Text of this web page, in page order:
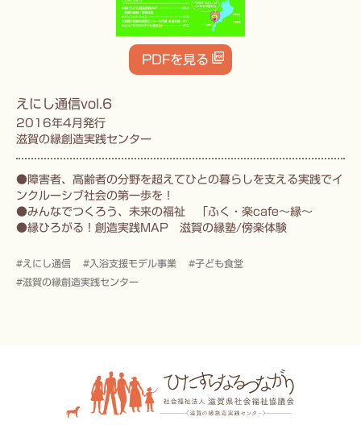
PDFを見る
えにし通信vol.6
2016年4月発行
滋賀の縁創造実践センター
●障害者、高齢者の分野を超えてひとの暮らしを支える実践でイ
ンクルーシブ社会の第一歩を！
●みんなでつくろう、未来の福祉 「ふく・楽cafe～縁～
●縁ひろがる！創造実践MAP 滋賀の縁塾/傍楽体験
#えにし通信 #入浴支援モデル事業
#子ども食堂
#滋賀の縁創造実践センター